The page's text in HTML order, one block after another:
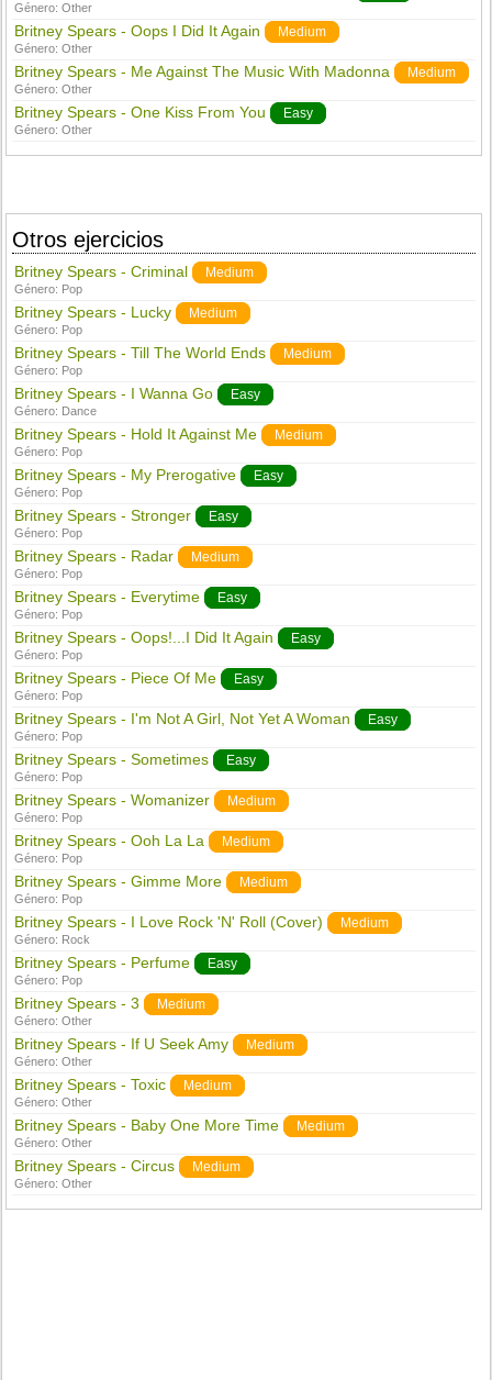
Género:Other
Britney Spears - Oops I Did It Again Medium
Género:Other
Britney Spears - Me Against The Music With Madonna Medium
Género:Other
Britney Spears - One Kiss From You Easy
Género:Other
Otros ejercicios
Britney Spears - Criminal Medium
Género: Pop
Britney Spears - Lucky Medium
Género: Pop
Britney Spears - Till The World Ends Medium
Género: Pop
Britney Spears - I Wanna Go Easy
Género: Dance
Britney Spears - Hold It Against Me Medium
Género: Pop
Britney Spears - My Prerogative Easy
Género: Pop
Britney Spears - Stronger Easy
Género: Pop
Britney Spears - Radar Medium
Género: Pop
Britney Spears - Everytime Easy
Género: Pop
Britney Spears - Oops!...I Did It Again Easy
Género: Pop
Britney Spears - Piece Of Me Easy
Género: Pop
Britney Spears - I'm Not A Girl, Not Yet A Woman Easy
Género: Pop
Britney Spears - Sometimes Easy
Género: Pop
Britney Spears - Womanizer Medium
Género: Pop
Britney Spears - Ooh La La Medium
Género: Pop
Britney Spears - Gimme More Medium
Género: Pop
Britney Spears - I Love Rock 'N' Roll (Cover) Medium
Género: Rock
Britney Spears - Perfume Easy
Género: Pop
Britney Spears - 3 Medium
Género:Other
Britney Spears - If U Seek Amy Medium
Género:Other
Britney Spears - Toxic Medium
Género:Other
Britney Spears - Baby One More Time Medium
Género:Other
Britney Spears - Circus Medium
Género:Other